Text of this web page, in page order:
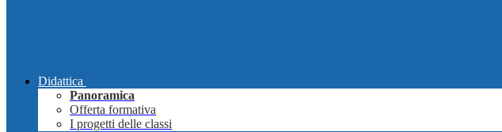
Didattica
Panoramica
Offerta formativa
I progetti delle classi